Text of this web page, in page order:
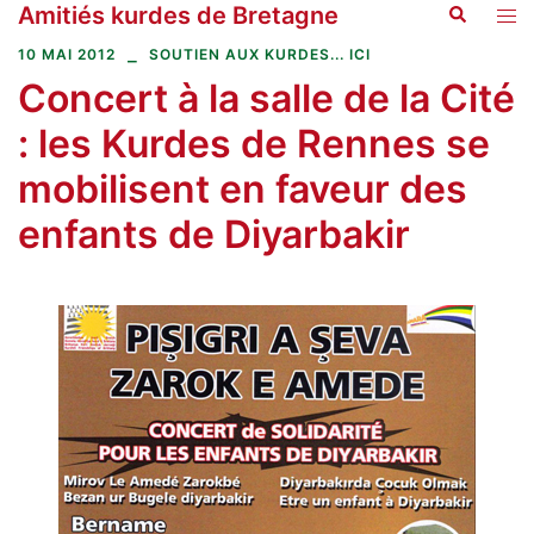
Aller
au
Amitiés kurdes de Bretagne
10 MAI 2012 SOUTIEN AUX KURDES... ICI
Concert à la salle de la Cité
: les Kurdes de Rennes se
mobilisent en faveur des
enfants de Diyarbakir